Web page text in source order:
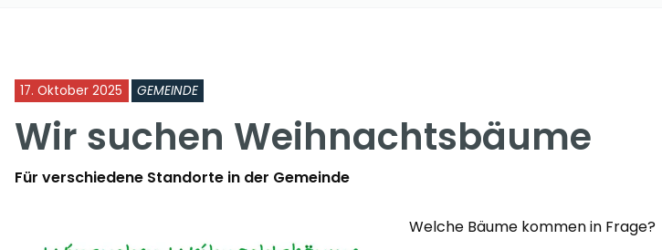
17. Oktober 2025 GEMEINDE
Wir suchen Weihnachtsbäume
Für verschiedene Standorte in der Gemeinde
Welche Bäume kommen in Frage?